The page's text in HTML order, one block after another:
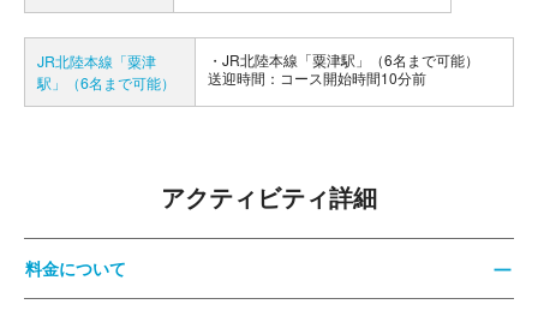
JR北陸本線「粟津
駅」（6名まで可能）
JR北陸本線「粟津駅」（6名まで可能）
送迎時間：コース開始時間10分前
アクティビティ詳細
料金について